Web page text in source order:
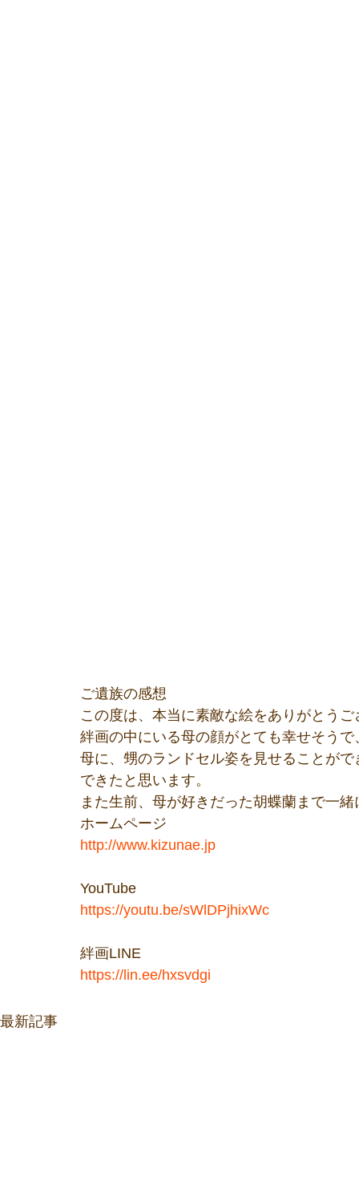
ご遺族の感想
この度は、本当に素敵な絵をありがとう
絆画の中にいる母の顔がとても幸せそう
母に、甥のランドセル姿を見せることが
できたと思います。
また生前、母が好きだった胡蝶蘭まで一
ホームページ
http://www.kizunae.jp
YouTube
https://youtu.be/sWlDPjhixWc
絆画LINE
https://lin.ee/hxsvdgi
最新記事